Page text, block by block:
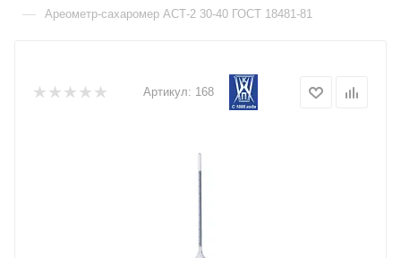
— Ареометр-сахаромер АСТ-2 30-40 ГОСТ 18481-81
Артикул: 168